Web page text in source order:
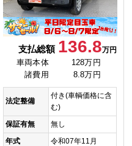
支払総額 136.8万円
車両本体
128万円
諸費用
8.8万円
法定整備
付き(車輌価格に含
む)
保証有無
無し
年式
令和07年11月